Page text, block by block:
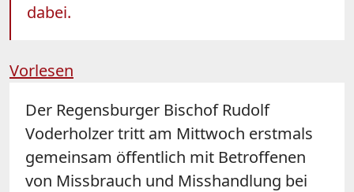
dabei.
Vorlesen
Der Regensburger Bischof Rudolf
Voderholzer tritt am Mittwoch erstmals
gemeinsam öffentlich mit Betroffenen
von Missbrauch und Misshandlung bei